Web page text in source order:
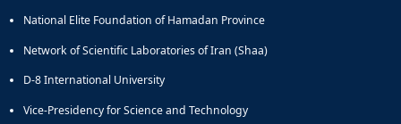
National Elite Foundation of Hamadan Province
Network of Scientific Laboratories of Iran (Shaa)
D-8 International University
Vice-Presidency for Science and Technology